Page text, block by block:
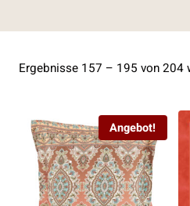
Ergebnisse 157 – 195 von 204
Angebot!